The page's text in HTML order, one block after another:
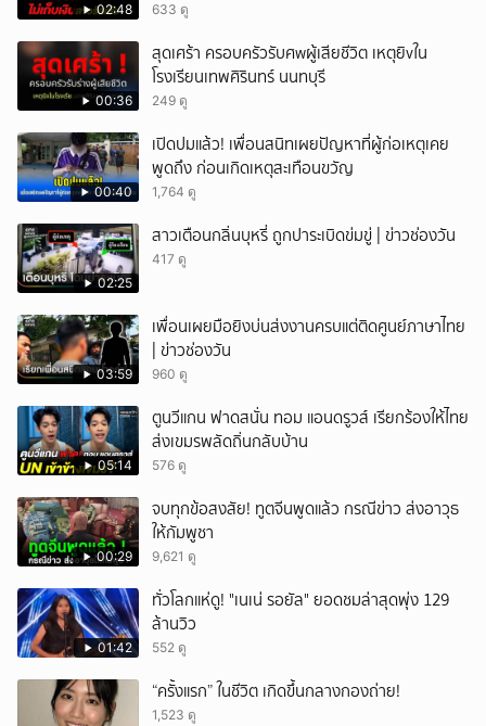
02:48 633 ดู
00:36
สุดเศร้า ครอบครัวรับศwผู้เสียชีวิต เหตุยิvใน
โรงเรียนเทพศิรินทร์ นนทบุรี
249 ดู
00:40
เปิดปมแล้ว! เพื่อนสนิทเผยปัญหาที่ผู้ก่อเหตุเคย
พูดถึง ก่อนเกิดเหตุสะเทือนขวัญ
1,764 ดู
02:25
สาวเตือนกลิ่นบุหรี่ ถูกปาระเบิดข่มขู่ | ข่าวช่องวัน
417 ดู
03:59
เพื่อนเผยมือยิงบ่นส่งงานครบแต่ติดศูนย์ภาษาไทย
| ข่าวช่องวัน
960 ดู
05:14
ตูนวีแกน ฟาดสนั่น ทอม แอนดรูวส์ เรียกร้องให้ไทย
ส่งเขมรพลัดถิ่นกลับบ้าน
576 ดู
00:29
จบทุกข้อสงสัย! ทูตจีนพูดแล้ว กรณีข่าว ส่งอาวุธ
ให้กัมพูชา
9,621 ดู
01:42
ทั่วโลกแห่ดู! "เนเน่ รอยัล" ยอดชมล่าสุดพุ่ง 129
ล้านวิว
552 ดู
“ครั้งแรก” ในชีวิต เกิดขึ้นกลางกองถ่าย!
1,523 ดู